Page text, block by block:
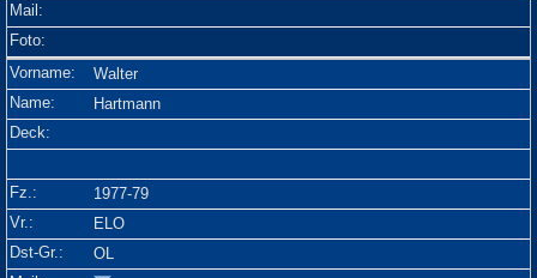
Walter
Hartmann
1977-79
ELO
OL